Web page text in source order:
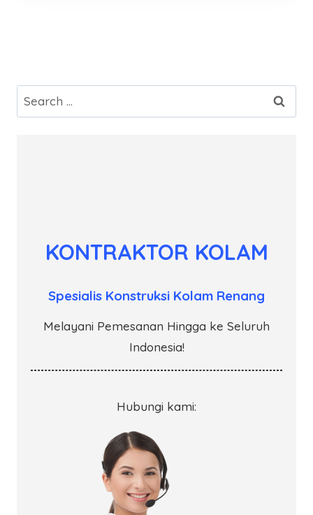
Search
for:
KONTRAKTOR KOLAM
Spesialis Konstruksi Kolam Renang
Melayani Pemesanan Hingga ke Seluruh
Indonesia!
Hubungi kami: